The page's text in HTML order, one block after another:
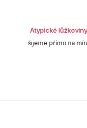
Atypické lůžkoviny
šijeme přímo na